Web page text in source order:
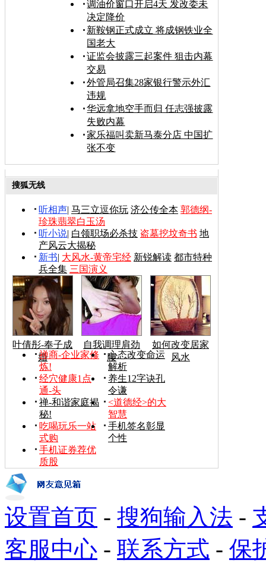
调油价窗口开启4天 发改委未
决定降价
新鞍钢正式成立 将成钢铁业全
国老大
证监会披露三起案件 狙击内幕
交易
外管局召集28家银行警示外汇
违规
华远拿地空手而归 任志强披露
失败内幕
家乐福叫卖新马泰分店 中国扩
张不变
搜狐无线
听相声| 马三立逗你玩 济公传全本 郭德纲-
珍珠翡翠白玉汤
听小说| 白领职场必杀技 盗墓挖坟奇书 地
产风云大揭秘
新书| 大风水-黄帝宅经 新锐解读 都市特种
兵全集 三国演义
叶倩彤-奉子成
婚
自我调理肩劲
腰
如何改变居家
风水
禅商-企业家修
炼!
心态改变命运
解析
经穴健康1点
通-头
养生12字诀孔
令谦
禅-和谐家庭揭
秘!
<道德经>的大
智慧
吃喝玩乐一站
式购
手机签名彰显
个性
手机证券荐优
质股
设置首页 - 搜狗输入法 -
客服中心 - 联系方式 - 保